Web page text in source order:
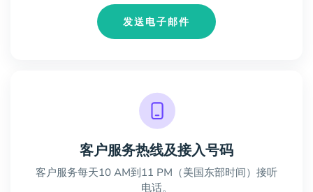
发送电子邮件
客户服务热线及接入号码
客户服务每天10 AM到11 PM（美国东部时间）接听
电话。